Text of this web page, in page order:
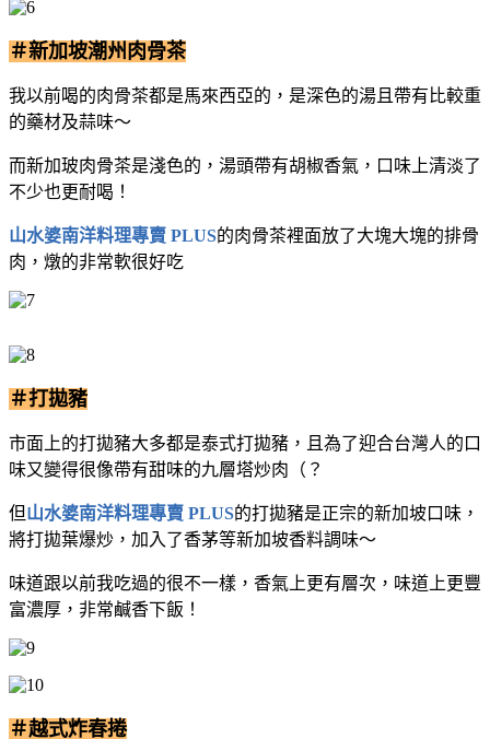
＃新加坡潮州肉骨茶
我以前喝的肉骨茶都是馬來西亞的，是深色的湯且帶有比較重
的藥材及蒜味～
而新加玻肉骨茶是淺色的，湯頭帶有胡椒香氣，口味上清淡了
不少也更耐喝！
山水婆南洋料理專賣 PLUS的肉骨茶裡面放了大塊大塊的排骨
肉，燉的非常軟很好吃
＃打拋豬
市面上的打拋豬大多都是泰式打拋豬，且為了迎合台灣人的口
味又變得很像帶有甜味的九層塔炒肉（？
但山水婆南洋料理專賣 PLUS的打拋豬是正宗的新加坡口味，
將打拋葉爆炒，加入了香茅等新加坡香料調味～
味道跟以前我吃過的很不一樣，香氣上更有層次，味道上更豐
富濃厚，非常鹹香下飯！
＃越式炸春捲